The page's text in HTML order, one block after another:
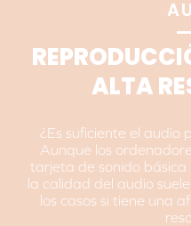
ALTA
¿Es suficiente el audio
Aunque los
tarjeta de sonido básica
la calidad del audio
los casos si tiene una